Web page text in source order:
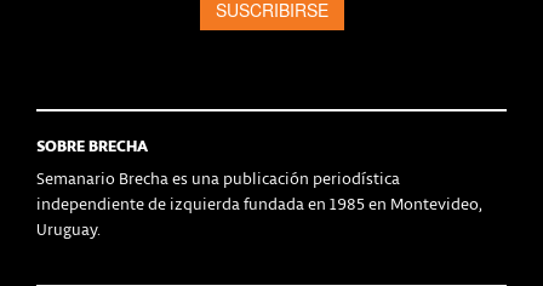
SOBRE BRECHA
Semanario Brecha es una publicación periodística
independiente de izquierda fundada en 1985 en Montevideo,
Uruguay.